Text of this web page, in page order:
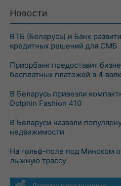
Новости
ВТБ (Беларусь) и Банк
кредитных решений для СМБ
Приорбанк предоставит
бесплатных платежей в 4
В Беларусь привезли
Dolphin Fashion 410
В Беларуси назвали
недвижимости
На гольф-поле под Минском
лыжную трассу